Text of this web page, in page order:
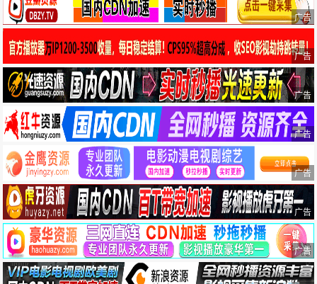
广告
广告
广告
广告
广告
广告
广告